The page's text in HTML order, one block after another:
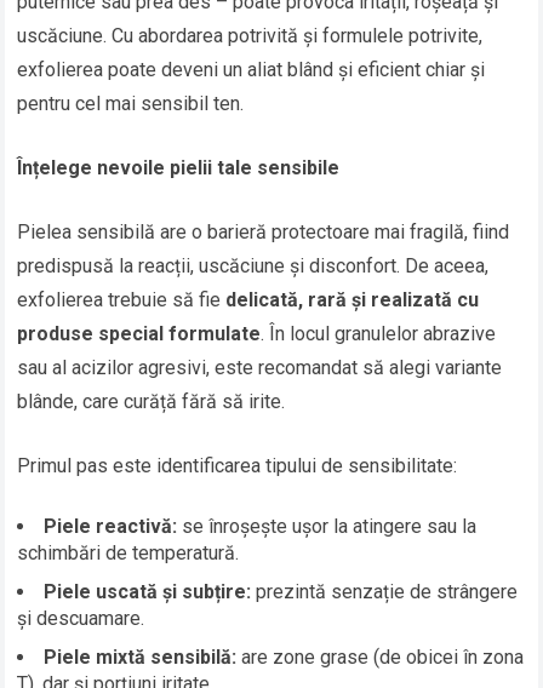
uscăciune. Cu abordarea potrivită și formulele potrivite,
exfolierea poate deveni un aliat blând și eficient chiar și
pentru cel mai sensibil ten.
Înțelege nevoile pielii tale sensibile
Pielea sensibilă are o barieră protectoare mai fragilă, fiind
predispusă la reacții, uscăciune și disconfort. De aceea,
exfolierea trebuie să fie delicată, rară și realizată cu
produse special formulate. În locul granulelor abrazive
sau al acizilor agresivi, este recomandat să alegi variante
blânde, care curăță fără să irite.
Primul pas este identificarea tipului de sensibilitate:
Piele reactivă: se înroșește ușor la atingere sau la
schimbări de temperatură.
Piele uscată și subțire: prezintă senzație de strângere
și descuamare.
Piele mixtă sensibilă: are zone grase (de obicei în zona